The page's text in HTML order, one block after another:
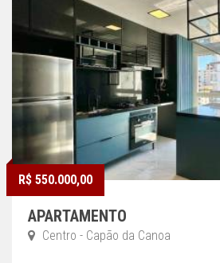
R$ 550.000,00
APARTAMENTO
Centro - Capão da Canoa